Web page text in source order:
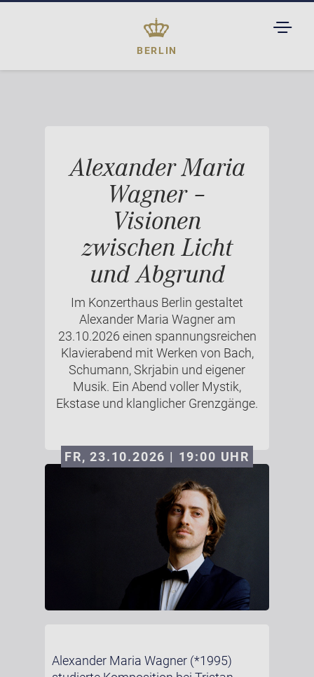
BERLIN
Alexander Maria
Wagner –
Visionen
zwischen Licht
und Abgrund
Im Konzerthaus Berlin gestaltet
Alexander Maria Wagner am
23.10.2026 einen spannungsreichen
Klavierabend mit Werken von Bach,
Schumann, Skrjabin und eigener
Musik. Ein Abend voller Mystik,
Ekstase und klanglicher Grenzgänge.
FR, 23.10.2026 | 19:00 UHR
Alexander Maria Wagner (*1995)